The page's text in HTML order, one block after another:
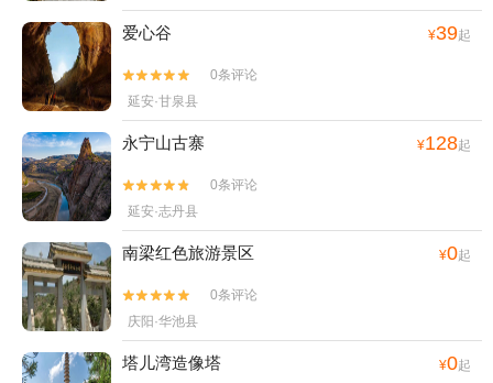
爱心谷 ¥39起


0条评论
延安·甘泉县
永宁山古寨 ¥128起


0条评论
延安·志丹县
南梁红色旅游景区 ¥0起


0条评论
庆阳·华池县
塔儿湾造像塔 ¥0起